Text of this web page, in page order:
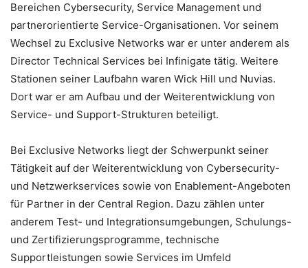
Bereichen Cybersecurity, Service Management und
partnerorientierte Service-Organisationen. Vor seinem
Wechsel zu Exclusive Networks war er unter anderem als
Director Technical Services bei Infinigate tätig. Weitere
Stationen seiner Laufbahn waren Wick Hill und Nuvias.
Dort war er am Aufbau und der Weiterentwicklung von
Service- und Support-Strukturen beteiligt.
Bei Exclusive Networks liegt der Schwerpunkt seiner
Tätigkeit auf der Weiterentwicklung von Cybersecurity-
und Netzwerkservices sowie von Enablement-Angeboten
für Partner in der Central Region. Dazu zählen unter
anderem Test- und Integrationsumgebungen, Schulungs-
und Zertifizierungsprogramme, technische
Supportleistungen sowie Services im Umfeld